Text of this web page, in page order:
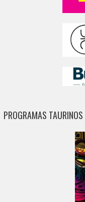
PROGRAMAS TAURINOS